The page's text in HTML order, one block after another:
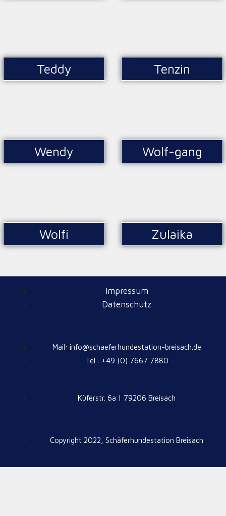
Teddy Tenzin
Wendy Wolf-gang
Wolfi Zulaika
Küferstr. 6a | 79206 Breisach
Copyright 2022, Schäferhundestation Breisach
Impressum
Datenschutz
Mail: info@schaeferhundestation-breisach.de
Tel.: +49 (0) 7667 7880